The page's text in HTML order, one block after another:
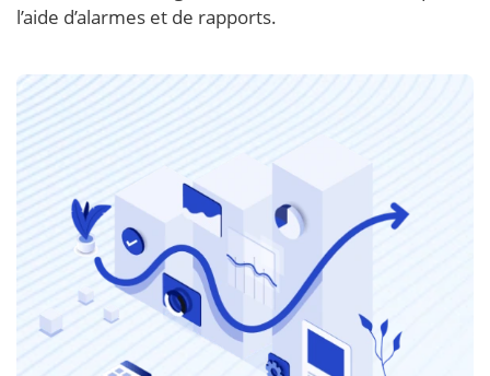
l’aide d’alarmes et de rapports.